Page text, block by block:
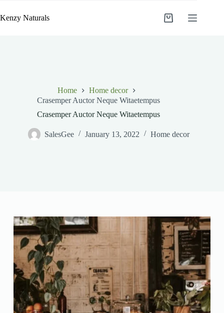
content
Kenzy Naturals
Shopping
Home
Home decor
Crasemper Auctor Neque Witaetempus
Crasemper Auctor Neque Witaetempus
SalesGee January 13, 2022 Home decor